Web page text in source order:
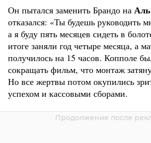
Он пытался заменить Брандо на
отказался: «Ты будешь руководить
а я буду пять месяцев сидеть в
итоге заняли год четыре месяца, а
получилось на 15 часов. Копполе
сокращать фильм, что монтаж
Но все жертвы потом окупились
успехом и кассовыми сборами.